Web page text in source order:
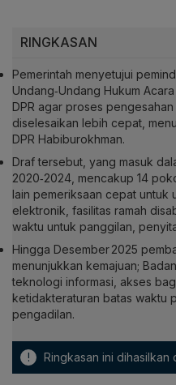
RINGKASAN
Pemerintah menyetujui
Undang‑Undang Hukum
DPR agar proses
diselesaikan lebih cepat,
DPR Habiburokhman.
Draf tersebut, yang masuk
2020‑2024, mencakup 14
lain pemeriksaan cepat untuk
elektronik, fasilitas ramah
waktu untuk panggilan,
Hingga Desember 2025
menunjukkan kemajuan;
teknologi informasi, akses
ketidakteraturan batas waktu
pengadilan.
! Ringkasan ini dihasilkan